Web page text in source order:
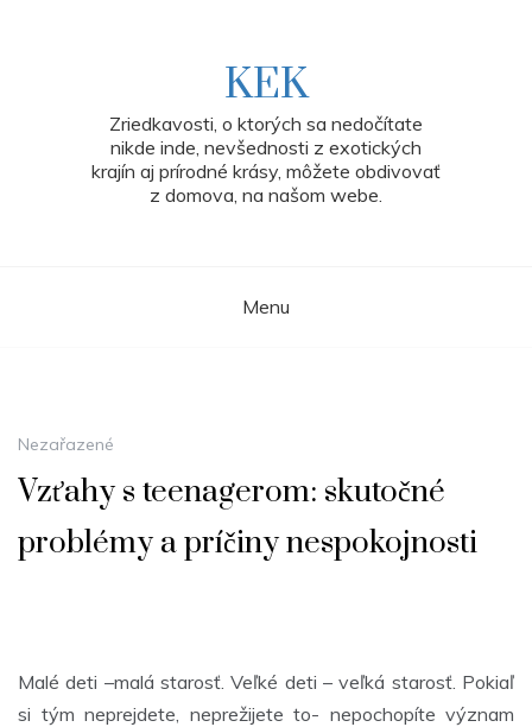
KEK
Zriedkavosti, o ktorých sa nedočítate
nikde inde, nevšednosti z exotických
krajín aj prírodné krásy, môžete obdivovať
z domova, na našom webe.
Menu
Nezařazené
Vzťahy s teenagerom: skutočné
problémy a príčiny nespokojnosti
Malé deti –malá starosť. Veľké deti – veľká starosť. Pokiaľ
si tým neprejdete, neprežijete to- nepochopíte význam